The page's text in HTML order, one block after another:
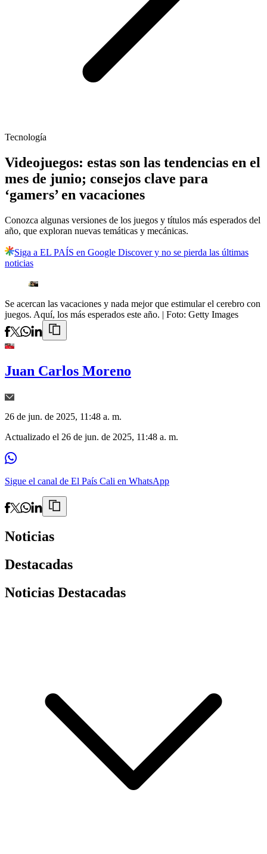
Tecnología
Videojuegos: estas son las tendencias en el
mes de junio; consejos clave para
‘gamers’ en vacaciones
Conozca algunas versiones de los juegos y títulos más esperados del
año, que exploran nuevas temáticas y mecánicas.
Siga a EL PAÍS en Google Discover y no se pierda las últimas
noticias
Se acercan las vacaciones y nada mejor que estimular el cerebro con
juegos. Aquí, los más esperados este año. | Foto: Getty Images
Juan Carlos Moreno
26 de jun. de 2025, 11:48 a. m.
Actualizado el 26 de jun. de 2025, 11:48 a. m.
Sigue el canal de El País Cali en WhatsApp
Noticias
Destacadas
Noticias Destacadas